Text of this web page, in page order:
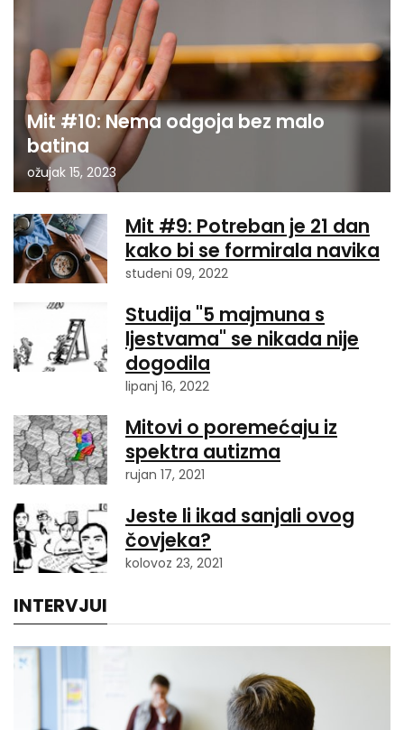
Mit #10: Nema odgoja bez malo
batina
ožujak 15, 2023
Mit #9: Potreban je 21 dan
kako bi se formirala navika
studeni 09, 2022
Studija "5 majmuna s
ljestvama" se nikada nije
dogodila
lipanj 16, 2022
Mitovi o poremećaju iz
spektra autizma
rujan 17, 2021
Jeste li ikad sanjali ovog
čovjeka?
kolovoz 23, 2021
INTERVJUI